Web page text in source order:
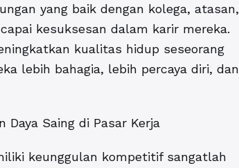
yang baik dengan kolega, atasan,
kesuksesan dalam karir mereka.
kualitas hidup seseorang
lebih bahagia, lebih percaya diri, dan
Saing di Pasar Kerja
keunggulan kompetitif sangatlah